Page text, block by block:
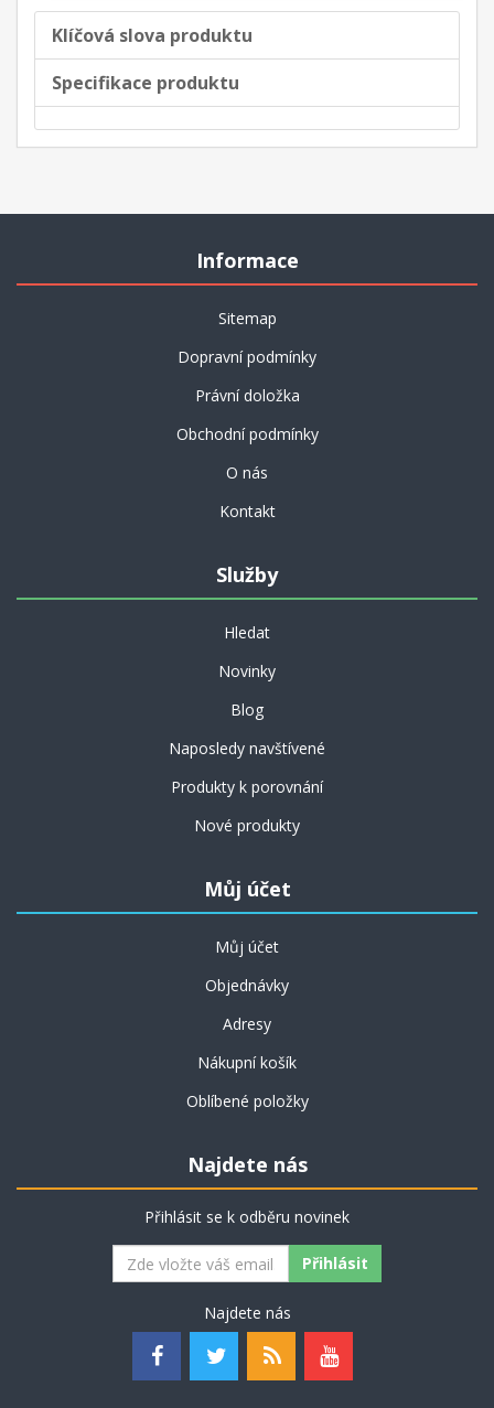
Klíčová slova produktu
Specifikace produktu
Informace
Sitemap
Dopravní podmínky
Právní doložka
Obchodní podmínky
O nás
Kontakt
Služby
Hledat
Novinky
Blog
Naposledy navštívené
Produkty k porovnání
Nové produkty
Můj účet
Můj účet
Objednávky
Adresy
Nákupní košík
Oblíbené položky
Najdete nás
Přihlásit se k odběru novinek
Najdete nás